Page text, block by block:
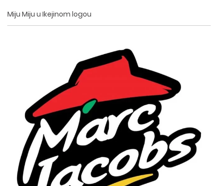
Miju Miju u Ikejinom logou